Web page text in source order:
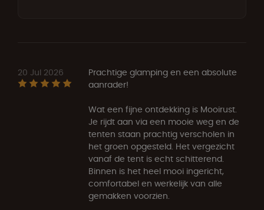
20 Jul 2026
Prachtige glamping en een absolute
aanrader!
Wat een fijne ontdekking is Mooirust.
Je rijdt aan via een mooie weg en de
tenten staan prachtig verscholen in
het groen opgesteld. Het vergezicht
vanaf de tent is echt schitterend.
Binnen is het heel mooi ingericht,
comfortabel en werkelijk van alle
gemakken voorzien.